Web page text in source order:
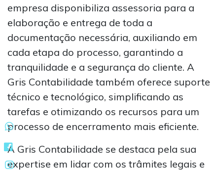
empresa disponibiliza assessoria para a
elaboração e entrega de toda a
documentação necessária, auxiliando em
cada etapa do processo, garantindo a
tranquilidade e a segurança do cliente. A
Gris Contabilidade também oferece suporte
técnico e tecnológico, simplificando as
tarefas e otimizando os recursos para um
processo de encerramento mais eficiente.
A Gris Contabilidade se destaca pela sua
expertise em lidar com os trâmites legais e